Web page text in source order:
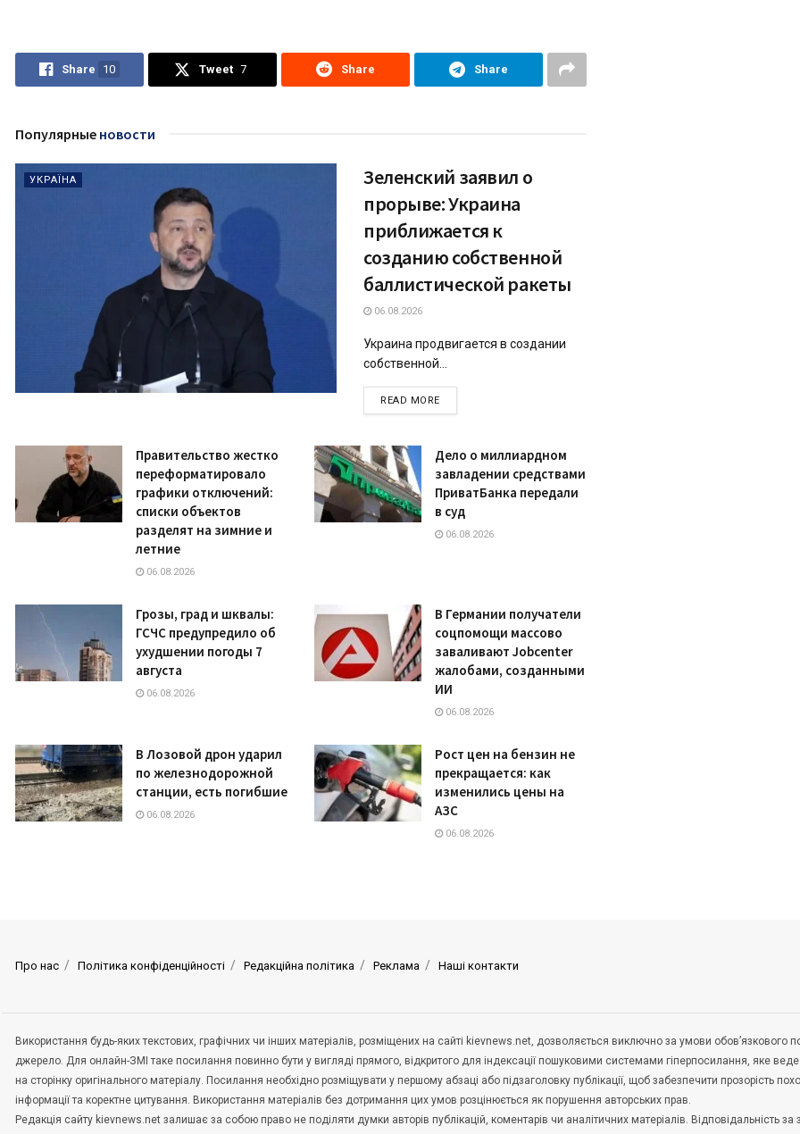
Share 10 Tweet 7 Share Share
Популярные новости
УКРАЇНА
Зеленский заявил о
прорыве: Украина
приближается к
созданию собственной
баллистической ракеты
06.08.2026
Украина продвигается в создании
собственной...
READ MOREDETAILS
Правительство жестко
переформатировало
графики отключений:
списки объектов
разделят на зимние и
летние
06.08.2026
Дело о миллиардном
завладении средствами
ПриватБанка передали
в суд
06.08.2026
Грозы, град и шквалы:
ГСЧС предупредило об
ухудшении погоды 7
августа
06.08.2026
В Германии получатели
соцпомощи массово
заваливают Jobcenter
жалобами, созданными
ИИ
06.08.2026
В Лозовой дрон ударил
по железнодорожной
станции, есть погибшие
06.08.2026
Рост цен на бензин не
прекращается: как
изменились цены на
АЗС
06.08.2026
Про нас Політика конфіденційності Редакційна політика Реклама Наші контакти
Використання будь-яких текстових, графічних чи інших матеріалів, розміщених на сайті kievnews.net, дозволяється виключно за умови обов’язкового
джерело. Для онлайн-ЗМІ таке посилання повинно бути у вигляді прямого, відкритого для індексації пошуковими системами гіперпосилання, яке
на сторінку оригінального матеріалу. Посилання необхідно розміщувати у першому абзаці або підзаголовку публікації, щоб забезпечити прозорість
інформації та коректне цитування. Використання матеріалів без дотримання цих умов розцінюється як порушення авторських прав.
Редакція сайту kievnews.net залишає за собою право не поділяти думки авторів публікацій, коментарів чи аналітичних матеріалів. Відповідальність за